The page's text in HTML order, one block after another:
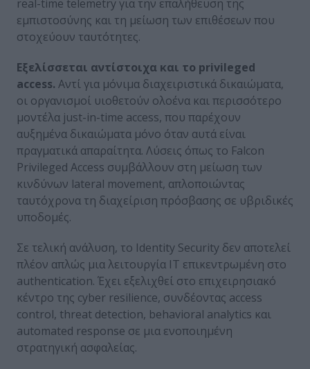
real-time telemetry για την επαλήθευση της
εμπιστοσύνης και τη μείωση των επιθέσεων που
στοχεύουν ταυτότητες.
Εξελίσσεται αντίστοιχα και το privileged
access. Αντί για μόνιμα διαχειριστικά δικαιώματα,
οι οργανισμοί υιοθετούν ολοένα και περισσότερο
μοντέλα just-in-time access, που παρέχουν
αυξημένα δικαιώματα μόνο όταν αυτά είναι
πραγματικά απαραίτητα. Λύσεις όπως το Falcon
Privileged Access συμβάλλουν στη μείωση των
κινδύνων lateral movement, απλοποιώντας
ταυτόχρονα τη διαχείριση πρόσβασης σε υβριδικές
υποδομές.
Σε τελική ανάλυση, το Identity Security δεν αποτελεί
πλέον απλώς μια λειτουργία IT επικεντρωμένη στο
authentication. Έχει εξελιχθεί στο επιχειρησιακό
κέντρο της cyber resilience, συνδέοντας access
control, threat detection, behavioral analytics και
automated response σε μια ενοποιημένη
στρατηγική ασφαλείας.